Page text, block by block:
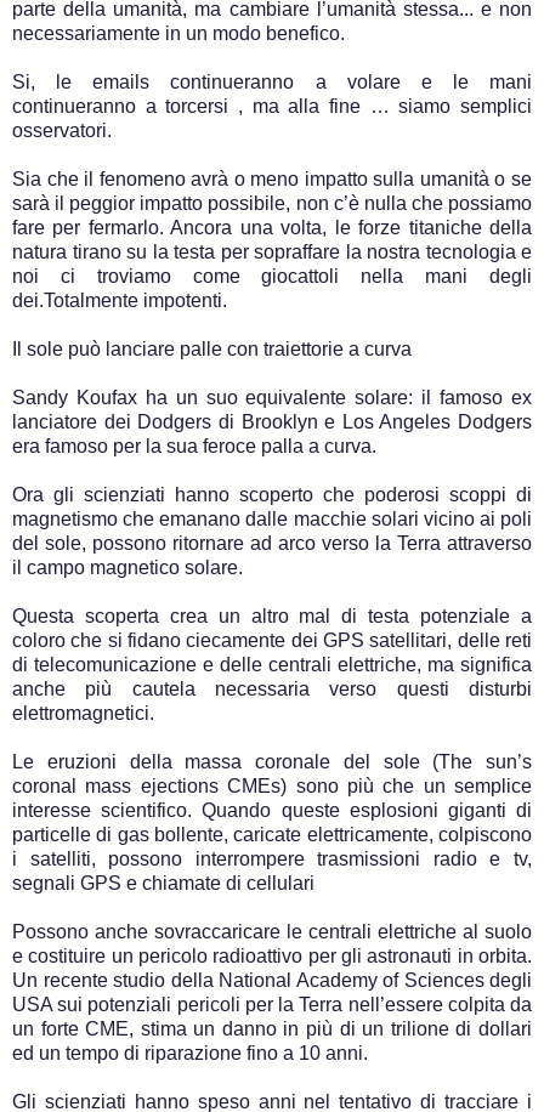
parte della umanità, ma cambiare l’umanità stessa... e non
necessariamente in un modo benefico.
Si, le emails continueranno a volare e le mani
continueranno a torcersi , ma alla fine … siamo semplici
osservatori.
Sia che il fenomeno avrà o meno impatto sulla umanità o se
sarà il peggior impatto possibile, non c’è nulla che possiamo
fare per fermarlo. Ancora una volta, le forze titaniche della
natura tirano su la testa per sopraffare la nostra tecnologia e
noi ci troviamo come giocattoli nella mani degli
dei.Totalmente impotenti.
Il sole può lanciare palle con traiettorie a curva
Sandy Koufax ha un suo equivalente solare: il famoso ex
lanciatore dei Dodgers di Brooklyn e Los Angeles Dodgers
era famoso per la sua feroce palla a curva.
Ora gli scienziati hanno scoperto che poderosi scoppi di
magnetismo che emanano dalle macchie solari vicino ai poli
del sole, possono ritornare ad arco verso la Terra attraverso
il campo magnetico solare.
Questa scoperta crea un altro mal di testa potenziale a
coloro che si fidano ciecamente dei GPS satellitari, delle reti
di telecomunicazione e delle centrali elettriche, ma significa
anche più cautela necessaria verso questi disturbi
elettromagnetici.
Le eruzioni della massa coronale del sole (The sun’s
coronal mass ejections CMEs) sono più che un semplice
interesse scientifico. Quando queste esplosioni giganti di
particelle di gas bollente, caricate elettricamente, colpiscono
i satelliti, possono interrompere trasmissioni radio e tv,
segnali GPS e chiamate di cellulari
Possono anche sovraccaricare le centrali elettriche al suolo
e costituire un pericolo radioattivo per gli astronauti in orbita.
Un recente studio della National Academy of Sciences degli
USA sui potenziali pericoli per la Terra nell’essere colpita da
un forte CME, stima un danno in più di un trilione di dollari
ed un tempo di riparazione fino a 10 anni.
Gli scienziati hanno speso anni nel tentativo di tracciare i